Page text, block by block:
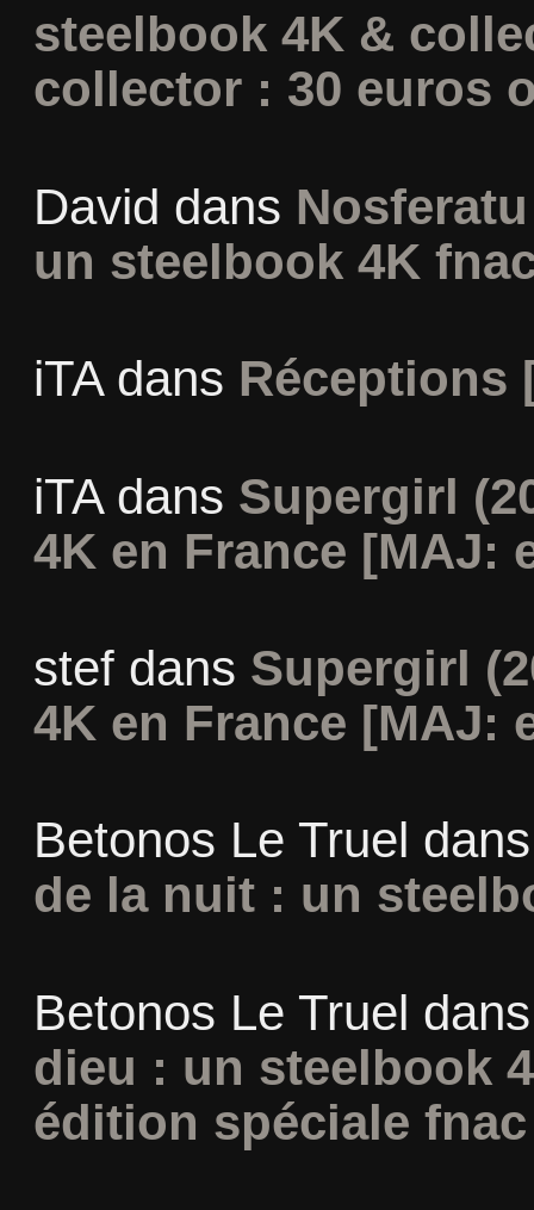
steelbook 4K &
collector : 30 euros
David dans
un steelbook 4K
iTAdans Réceptions
iTAdans Supergirl
4K en France [MAJ:
stefdans Supergirl
4K en France [MAJ:
Betonos Le Truel
de la nuit : un
Betonos Le Truel
dieu : un steelbook
édition spéciale